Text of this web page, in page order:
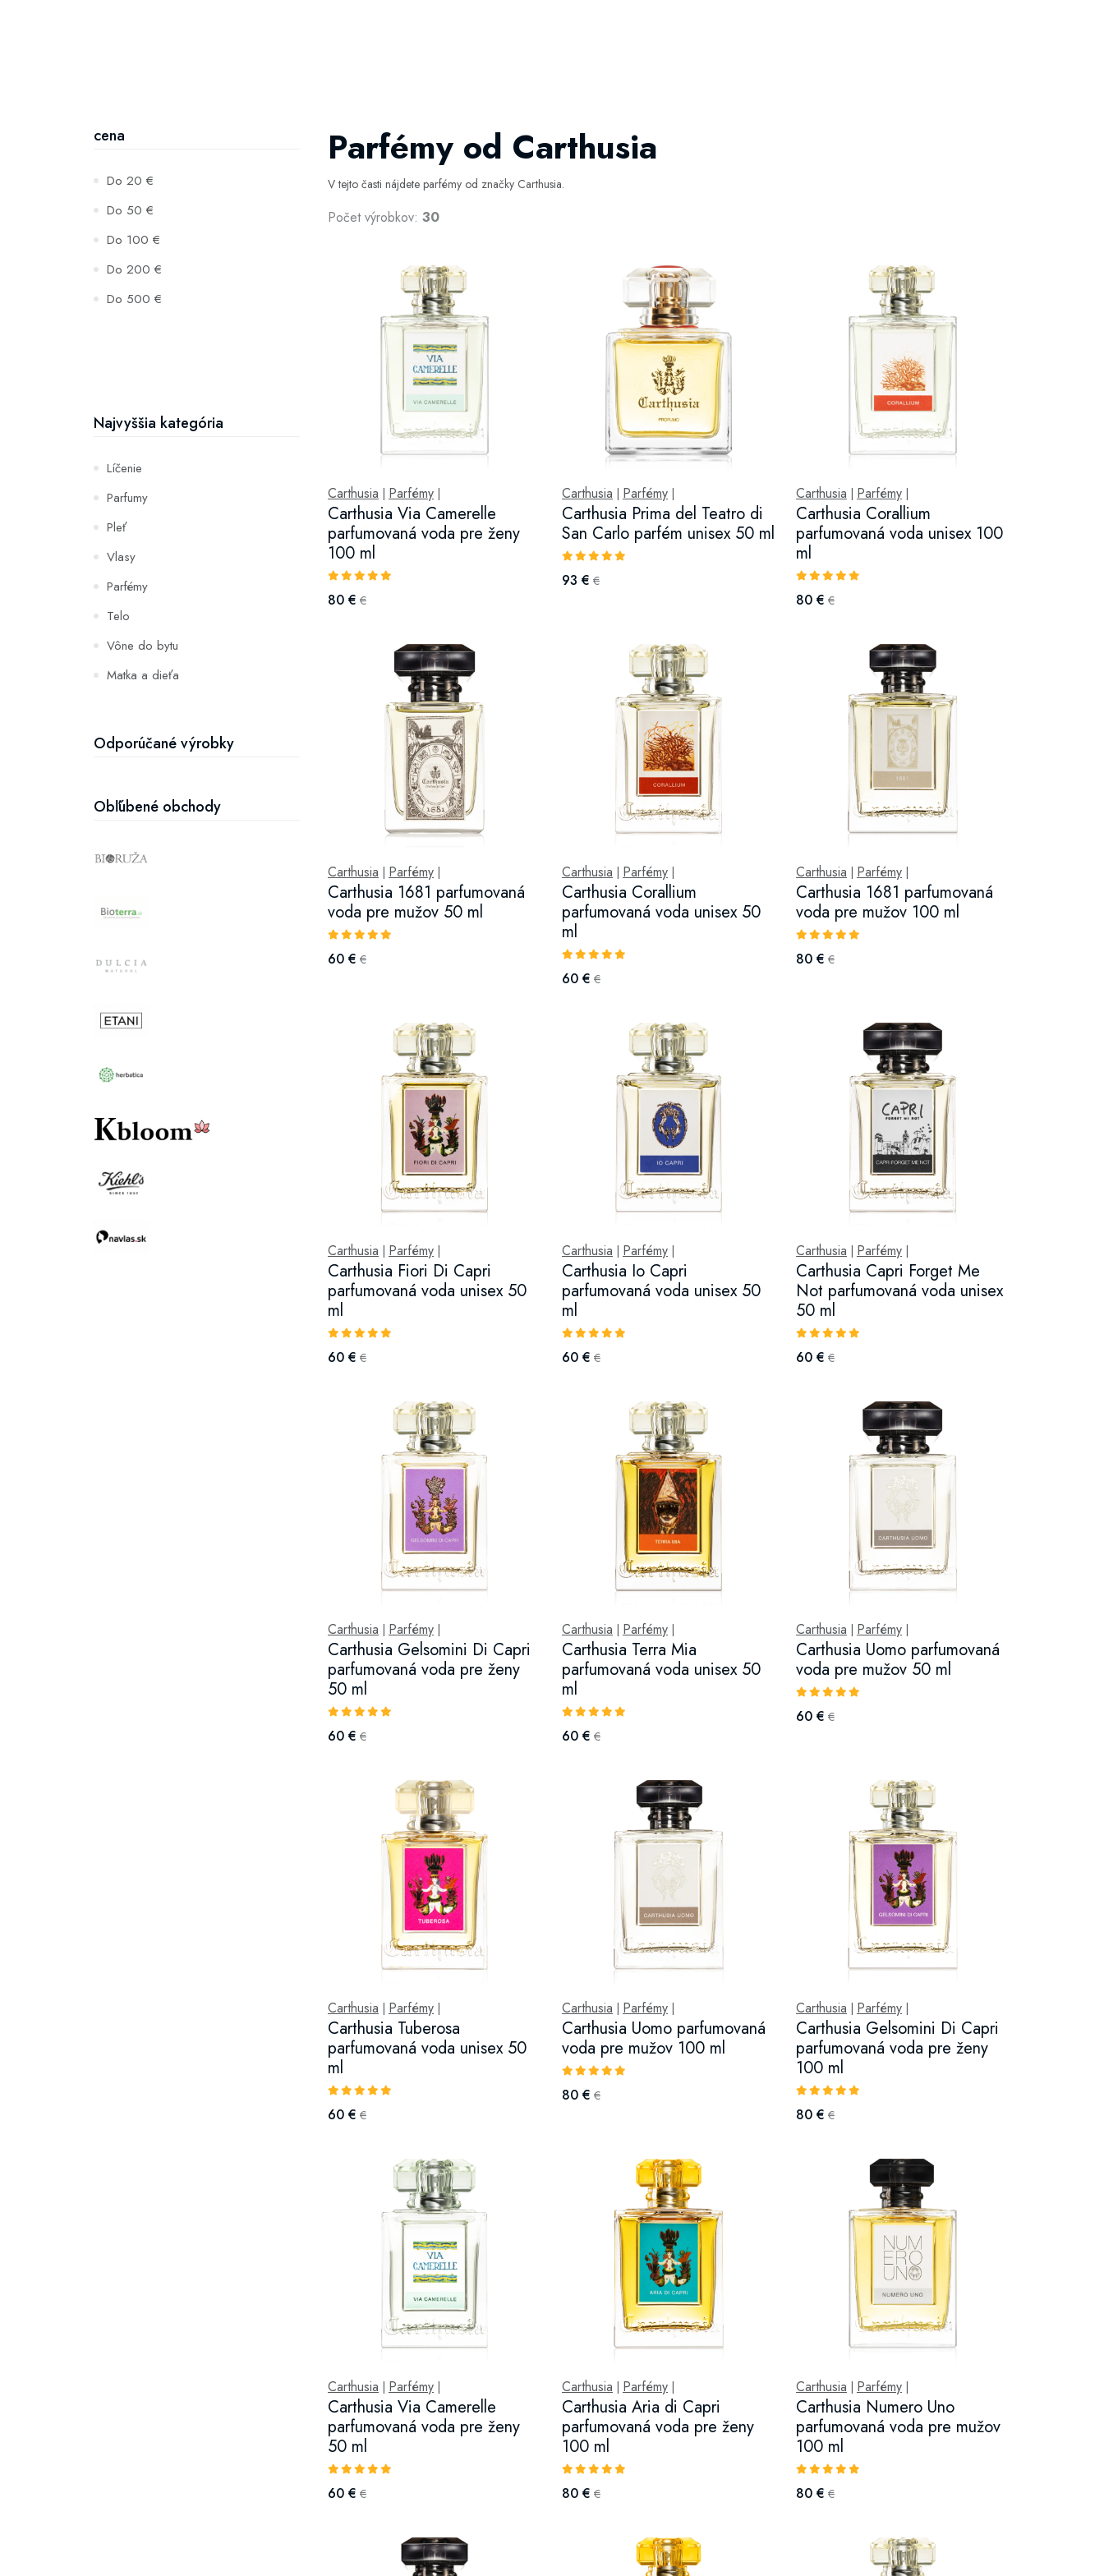
cena
Do 20 €
Do 50 €
Do 100 €
Do 200 €
Do 500 €
Najvyššia kategória
Líčenie
Parfumy
Pleť
Vlasy
Parfémy
Telo
Vône do bytu
Matka a dieťa
Hydratácia a výživa pleti
Odporúčané výrobky
Obľúbené obchody
Parfémy od Carthusia
V tejto časti nájdete parfémy od značky Carthusia.
Počet výrobkov: 30
Carthusia Parfémy
Carthusia Via Camerelle
parfumovaná voda pre ženy
100 ml
80 € €
Carthusia Parfémy|
Carthusia Prima del Teatro di
San Carlo parfém unisex 50 ml
93 € €
Carthusia Parfémy|
Carthusia Corallium
parfumovaná voda unisex 100
ml
80 € €
Carthusia Parfémy
Carthusia 1681 parfumovaná
voda pre mužov 50 ml
60 € €
Carthusia Parfémy|
Carthusia Corallium
parfumovaná voda unisex 50
ml
60 € €
Carthusia Parfémy|
Carthusia 1681 parfumovaná
voda pre mužov 100 ml
80 € €
Carthusia Parfémy
Carthusia Fiori Di Capri
parfumovaná voda unisex 50
ml
60 € €
Carthusia Parfémy|
Carthusia Io Capri
parfumovaná voda unisex 50
ml
60 € €
Carthusia Parfémy|
Carthusia Capri Forget Me
Not parfumovaná voda unisex
50 ml
60 € €
Carthusia Parfémy
Carthusia Gelsomini Di Capri
parfumovaná voda pre ženy
50 ml
60 € €
Carthusia Parfémy|
Carthusia Terra Mia
parfumovaná voda unisex 50
ml
60 € €
Carthusia Parfémy|
Carthusia Uomo parfumovaná
voda pre mužov 50 ml
60 € €
Carthusia Parfémy
Carthusia Tuberosa
parfumovaná voda unisex 50
ml
60 € €
Carthusia Parfémy|
Carthusia Uomo parfumovaná
voda pre mužov 100 ml
80 € €
Carthusia Parfémy|
Carthusia Gelsomini Di Capri
parfumovaná voda pre ženy
100 ml
80 € €
Carthusia Parfémy
Carthusia Via Camerelle
parfumovaná voda pre ženy
50 ml
60 € €
Carthusia Parfémy|
Carthusia Aria di Capri
parfumovaná voda pre ženy
100 ml
80 € €
Carthusia Parfémy|
Carthusia Numero Uno
parfumovaná voda pre mužov
100 ml
80 € €